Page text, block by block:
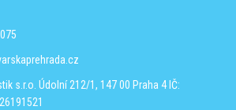
s.r.o. Údolní 212/1, 147 00 Praha 4 IČ: